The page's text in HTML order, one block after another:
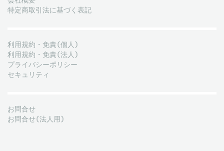
特定商取引法に基づく表記
利用規約・免責(個人)
利用規約・免責(法人)
プライバシーポリシー
セキュリティ
お問合せ
お問合せ(法人用)